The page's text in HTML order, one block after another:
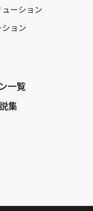
ーション
ョン
一覧
集